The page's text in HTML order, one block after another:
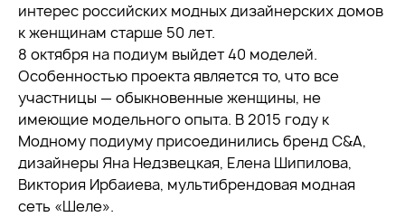
интерес российских модных дизайнерских домов
к женщинам старше 50 лет.
8 октября на подиум выйдет 40 моделей.
Особенностью проекта является то, что все
участницы — обыкновенные женщины, не
имеющие модельного опыта. В 2015 году к
Модному подиуму присоединились бренд C&A,
дизайнеры Яна Недзвецкая, Елена Шипилова,
Виктория Ирбаиева, мультибрендовая модная
сеть «Шеле».